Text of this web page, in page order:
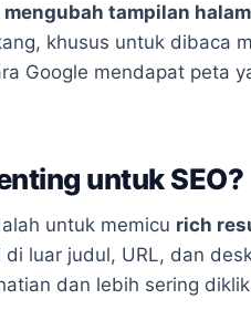
tampilan
khusus untuk dibaca
Google mendapat peta
untuk SEO?
untuk memicu rich
luar judul, URL, dan
dan lebih sering